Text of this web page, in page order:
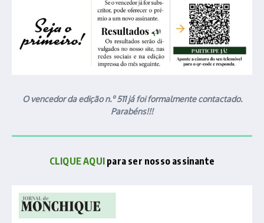
O vencedor da edição n.º 511 já foi formalmente contactado.
Parabéns!!!
CLIQUE AQUI para ser nosso assinante